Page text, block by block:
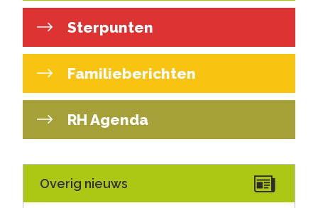
Sterpunten
Familieberichten
RH Agenda
Overig nieuws